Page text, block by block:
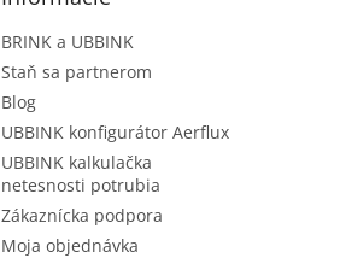
BRINK a UBBINK
Staň sa partnerom
Blog
UBBINK konfigurátor Aerflux
UBBINK kalkulačka
netesnosti potrubia
Zákaznícka podpora
Moja objednávka